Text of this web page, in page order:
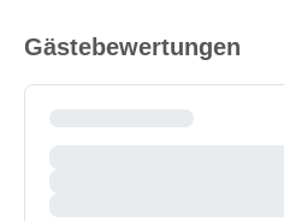
Gästebewertungen